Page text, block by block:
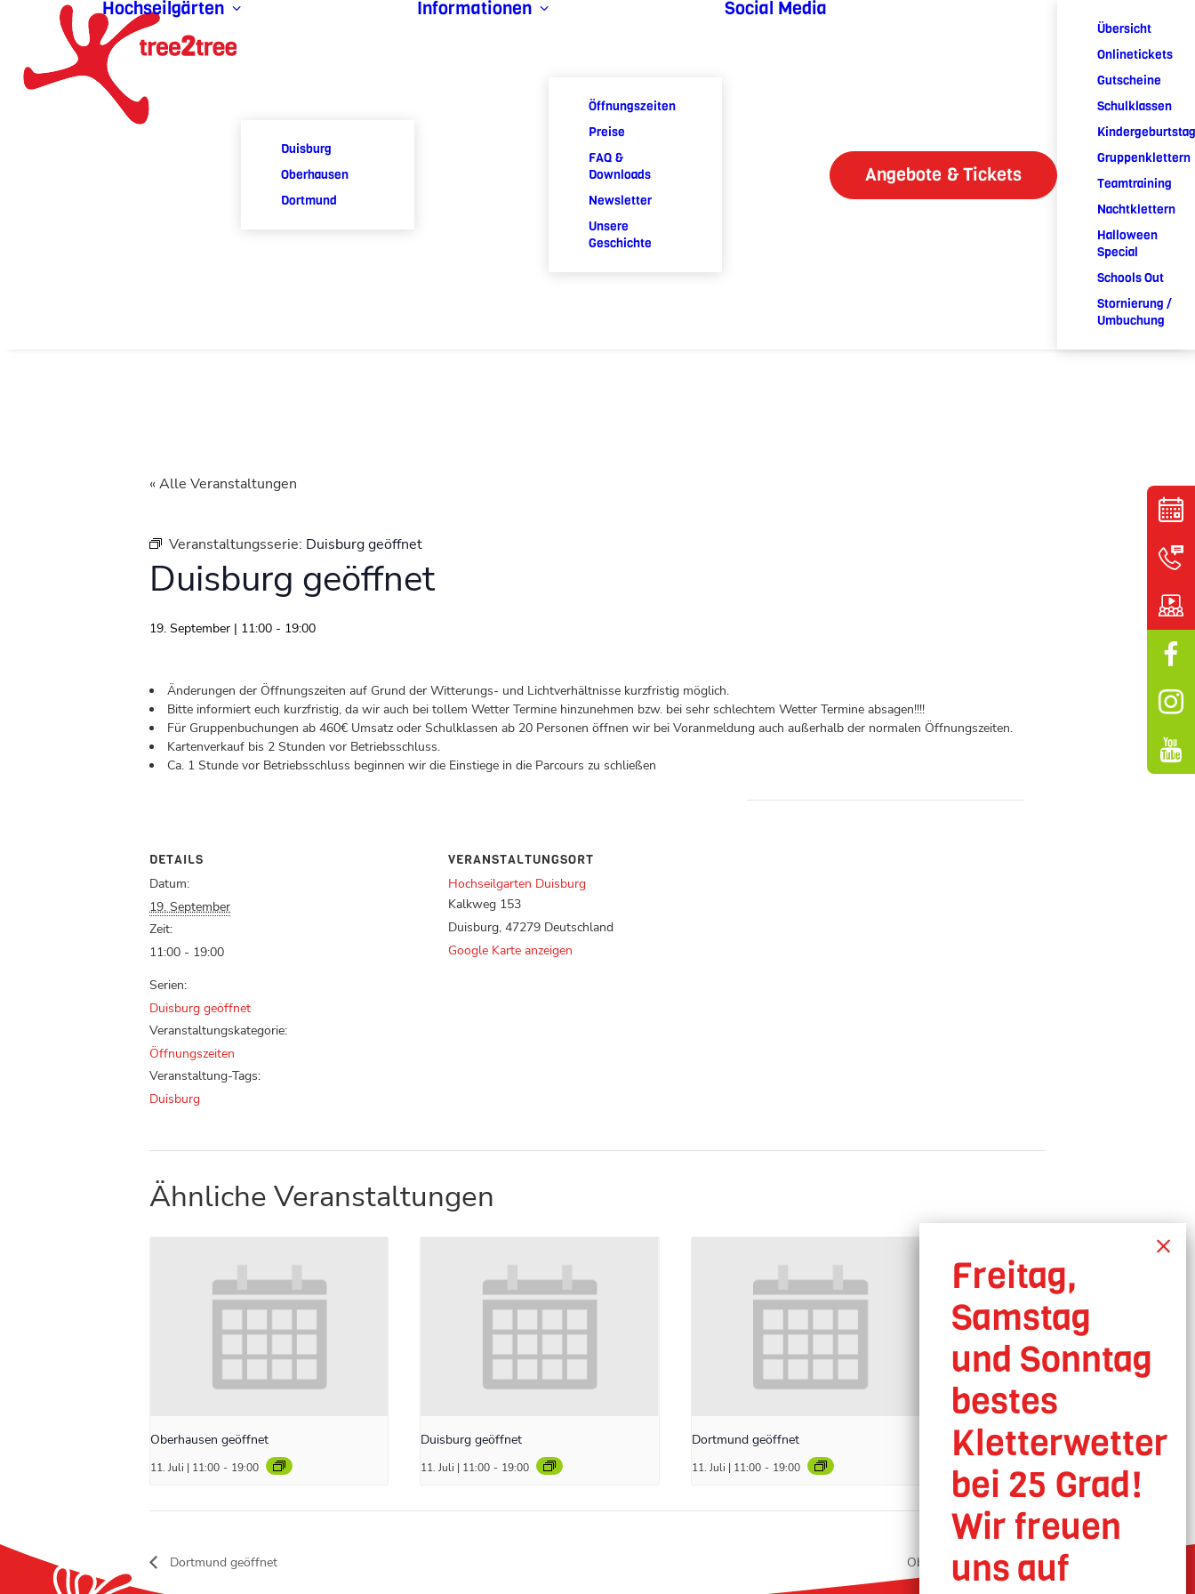
Hochseilgärten
Duisburg
Oberhausen
Dortmund
Informationen
Öffnungszeiten
Preise
FAQ &
Downloads
Newsletter
Unsere
Geschichte
Social Media
Angebote & Tickets
Übersicht
Onlinetickets
Gutscheine
Schulklassen
Kindergeburtstag
Gruppenklettern
Teamtraining
Nachtklettern
Halloween
Special
Schools Out
Stornierung /
Umbuchung
« Alle Veranstaltungen
Veranstaltungsserie: Duisburg geöffnet
Duisburg geöffnet
19. September | 11:00 - 19:00
Änderungen der Öffnungszeiten auf Grund der Witterungs- und Lichtverhältnisse kurzfristig möglich.
Bitte informiert euch kurzfristig, da wir auch bei tollem Wetter Termine hinzunehmen bzw. bei sehr schlechtem Wetter Termine absagen!!!!
Für Gruppenbuchungen ab 460€ Umsatz oder Schulklassen ab 20 Personen öffnen wir bei Voranmeldung auch außerhalb der normalen Öffnungszeiten.
Kartenverkauf bis 2 Stunden vor Betriebsschluss.
Ca. 1 Stunde vor Betriebsschluss beginnen wir die Einstiege in die Parcours zu schließen
DETAILS
Datum:
19. September
Zeit:
11:00 - 19:00
Serien:
Duisburg geöffnet
Veranstaltungskategorie:
Öffnungszeiten
Veranstaltung-Tags:
Duisburg
VERANSTALTUNGSORT
Hochseilgarten Duisburg
Kalkweg 153
Duisburg, 47279 Deutschland
Google Karte anzeigen
Ähnliche Veranstaltungen
Oberhausen geöffnet
11. Juli | 11:00 - 19:00
Duisburg geöffnet
11. Juli | 11:00 - 19:00
Dortmund geöffnet
11. Juli | 11:00 - 19:00
Dortmund geöffnet Oberhausen geöffnet